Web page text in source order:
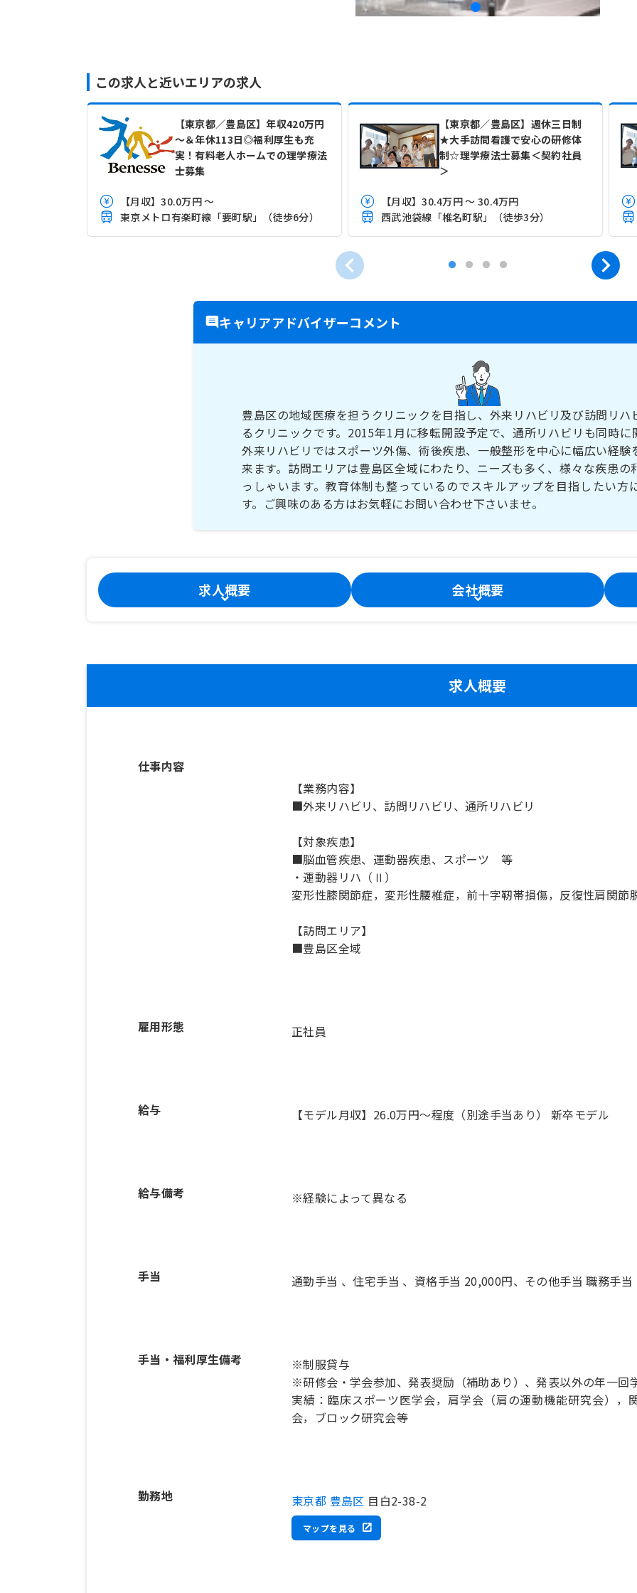
この求人と近いエリアの求人
【東京都／豊島区】年収420万円
～＆年休113日◎福利厚生も充
実！有料老人ホームでの理学療法
士募集
【月収】30.0万円 ～
東京メトロ有楽町線「要町駅」（徒歩6分）
【東京都／豊島区】週休三日制
★大手訪問看護で安心の研修体
制☆理学療法士募集＜契約社員
＞
【月収】30.4万円 ～ 30.4万円
西武池袋線「椎名町駅」（徒歩3分）
キャリアアドバイザーコメント
豊島区の地域医療を担うクリニックを目指し、外来リハビリ及び訪問リハ
るクリニックです。2015年1月に移転開設予定で、通所リハビリも同時に
外来リハビリではスポーツ外傷、術後疾患、一般整形を中心に幅広い経験
来ます。訪問エリアは豊島区全域にわたり、ニーズも多く、様々な疾患の
っしゃいます。教育体制も整っているのでスキルアップを目指したい方
す。ご興味のある方はお気軽にお問い合わせ下さいませ。
求人概要 会社概要
求人概要
仕事内容
【業務内容】
■外来リハビリ、訪問リハビリ、通所リハビリ
【対象疾患】
■脳血管疾患、運動器疾患、スポーツ 等
・運動器リハ（Ⅱ）
変形性膝関節症，変形性腰椎症，前十字靭帯損傷，反復性肩関
【訪問エリア】
雇用形態 正社員
給与 【モデル月収】26.0万円〜程度（別途手当あり） 新卒モデル
給与備考
手当 通勤手当 、住宅手当 、資格手当 20,000円、その他手当 職務手
手当・福利厚生備考
※制服貸与
※研修会・学会参加、発表奨励（補助あり）、発表以外の年一回
実績：臨床スポーツ医学会，肩学会（肩の運動機能研究会），
会，ブロック研究会等
勤務地 東京都 豊島区 目白2-38-2
マップを見る